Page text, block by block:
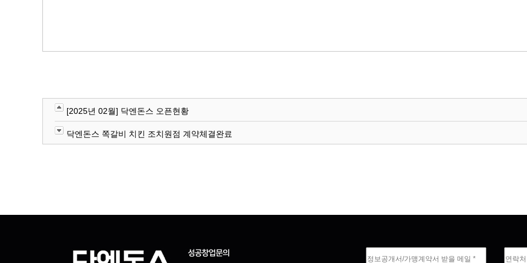
[2025년 02월] 닥엔돈스 오픈현황
닥엔돈스 쪽갈비 치킨 조치원점 계약체결완료